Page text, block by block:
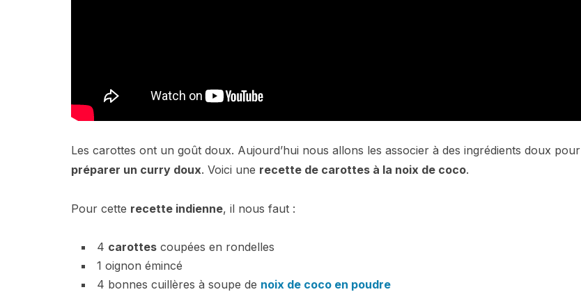
Les carottes ont un goût doux. Aujourd’hui nous allons les associer à des ingrédients doux pour
préparer un curry doux. Voici une recette de carottes à la noix de coco.
Pour cette recette indienne, il nous faut :
4 carottes coupées en rondelles
1 oignon émincé
4 bonnes cuillères à soupe de noix de coco en poudre